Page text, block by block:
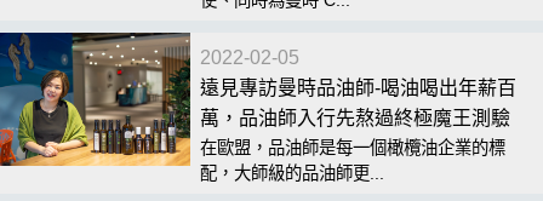
2022-02-05
遠見專訪曼時品油師-喝油喝出年薪百
萬，品油師入行先熬過終極魔王測驗
在歐盟，品油師是每一個橄欖油企業的標
配，大師級的品油師更...